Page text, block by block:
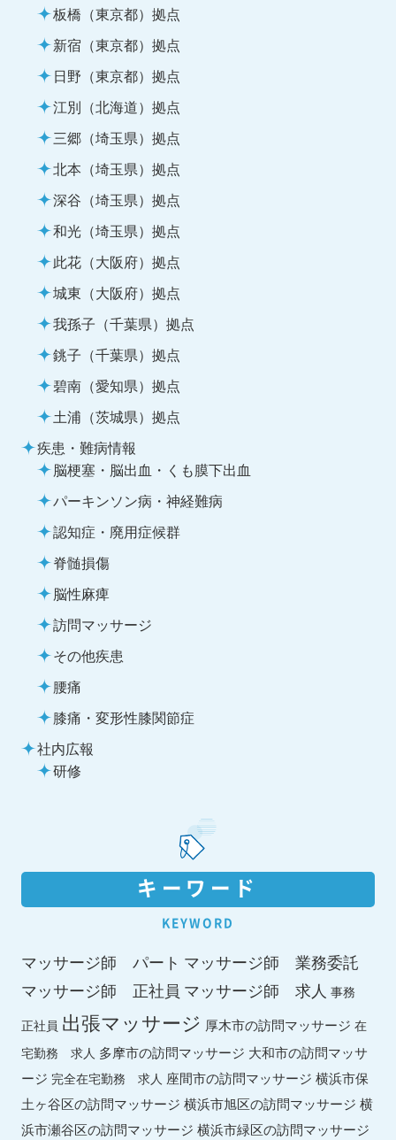
板橋（東京都）拠点
新宿（東京都）拠点
日野（東京都）拠点
江別（北海道）拠点
三郷（埼玉県）拠点
北本（埼玉県）拠点
深谷（埼玉県）拠点
和光（埼玉県）拠点
此花（大阪府）拠点
城東（大阪府）拠点
我孫子（千葉県）拠点
銚子（千葉県）拠点
碧南（愛知県）拠点
土浦（茨城県）拠点
疾患・難病情報
脳梗塞・脳出血・くも膜下出血
パーキンソン病・神経難病
認知症・廃用症候群
脊髄損傷
脳性麻痺
訪問マッサージ
その他疾患
腰痛
膝痛・変形性膝関節症
社内広報
研修
キーワード
KEYWORD
マッサージ師 パート マッサージ師 業務委託
マッサージ師 正社員 マッサージ師 求人 事務
正社員 出張マッサージ 厚木市の訪問マッサージ 在
宅勤務 求人 多摩市の訪問マッサージ 大和市の訪問マッサ
ージ 完全在宅勤務 求人 座間市の訪問マッサージ 横浜市保
土ヶ谷区の訪問マッサージ 横浜市旭区の訪問マッサージ 横
浜市瀬谷区の訪問マッサージ 横浜市緑区の訪問マッサージ